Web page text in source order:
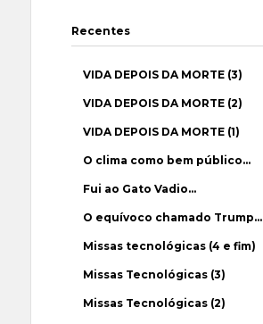
Recentes
VIDA DEPOIS DA MORTE (3)
VIDA DEPOIS DA MORTE (2)
VIDA DEPOIS DA MORTE (1)
O clima como bem público…
Fui ao Gato Vadio…
O equívoco chamado Trump…
Missas tecnológicas (4 e fim)
Missas Tecnológicas (3)
Missas Tecnológicas (2)